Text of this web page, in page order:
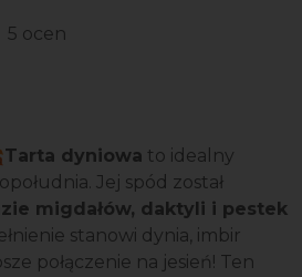
5 ocen
Tarta dyniowa to idealny
Jej spód został
migdałów, daktyli i pestek
stanowi dynia, imbir
połączenie na jesień! Ten